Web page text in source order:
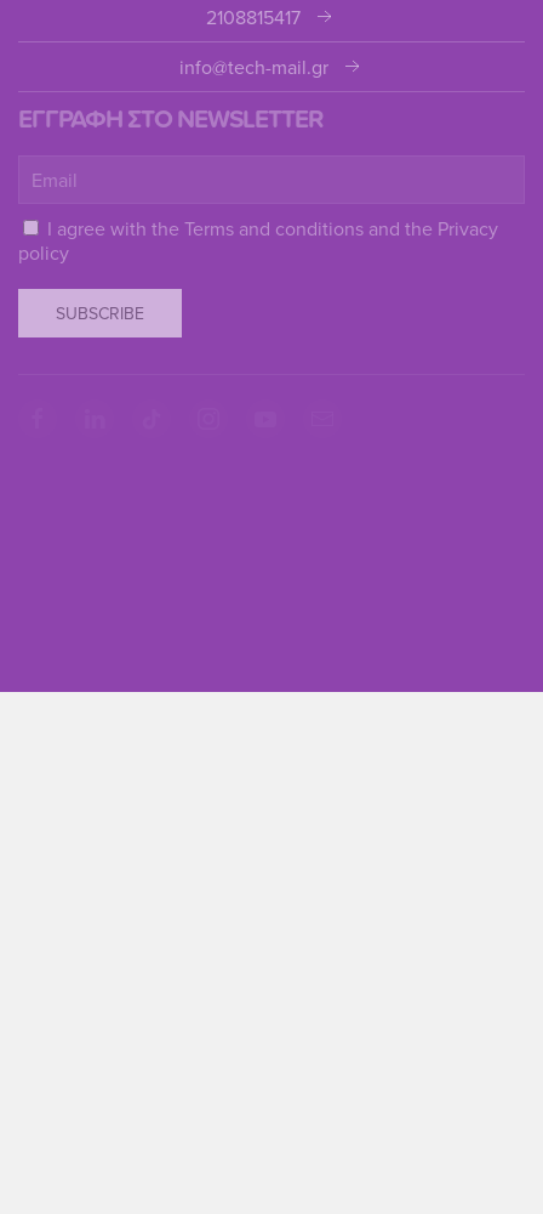
2108815417
info@tech-mail.gr
ΕΓΓΡΑΦΗ ΣΤΟ NEWSLETTER
I agree with the Terms and conditions and the Privacy
policy
SUBSCRIBE